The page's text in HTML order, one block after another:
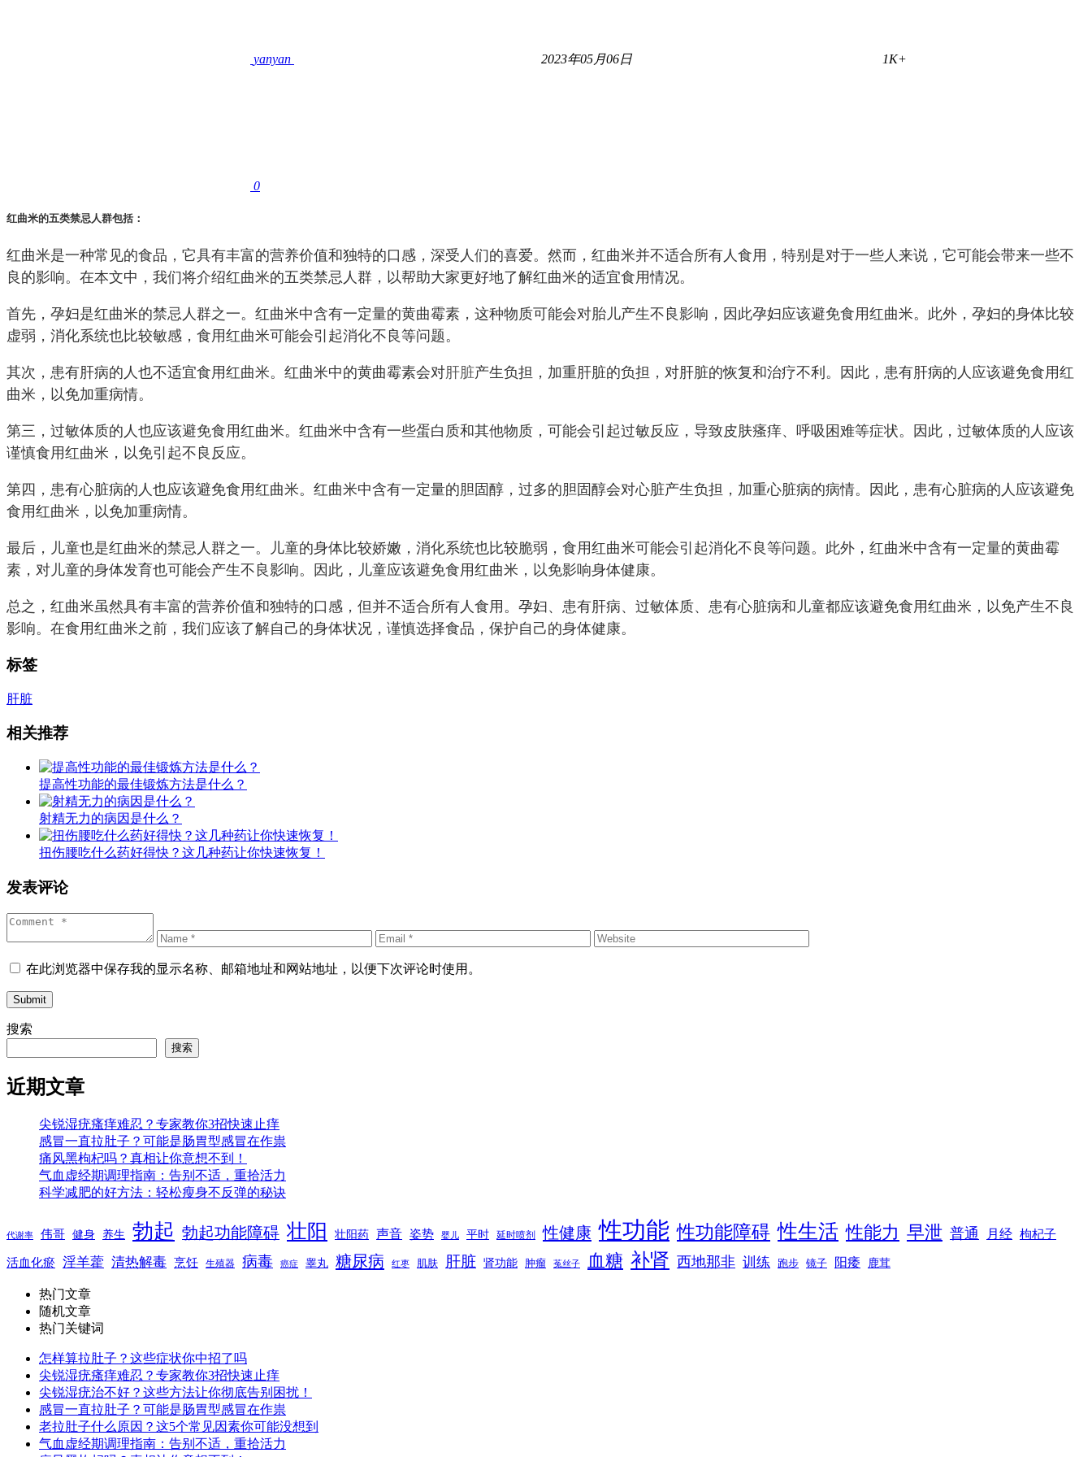
yanyan 2023年05月06日 1K+
0
红曲米的五类禁忌人群包括：
红曲米是一种常见的食品，它具有丰富的营养价值和独特的口感，深受人们的喜爱。然而，红曲米并不适合所有人食用，特别是对于一些人来说，它可能会带来一些不
良的影响。在本文中，我们将介绍红曲米的五类禁忌人群，以帮助大家更好地了解红曲米的适宜食用情况。
首先，孕妇是红曲米的禁忌人群之一。红曲米中含有一定量的黄曲霉素，这种物质可能会对胎儿产生不良影响，因此孕妇应该避免食用红曲米。此外，孕妇的身体比较
虚弱，消化系统也比较敏感，食用红曲米可能会引起消化不良等问题。
其次，患有肝病的人也不适宜食用红曲米。红曲米中的黄曲霉素会对肝脏产生负担，加重肝脏的负担，对肝脏的恢复和治疗不利。因此，患有肝病的人应该避免食用红
曲米，以免加重病情。
第三，过敏体质的人也应该避免食用红曲米。红曲米中含有一些蛋白质和其他物质，可能会引起过敏反应，导致皮肤瘙痒、呼吸困难等症状。因此，过敏体质的人应该
谨慎食用红曲米，以免引起不良反应。
第四，患有心脏病的人也应该避免食用红曲米。红曲米中含有一定量的胆固醇，过多的胆固醇会对心脏产生负担，加重心脏病的病情。因此，患有心脏病的人应该避免
食用红曲米，以免加重病情。
最后，儿童也是红曲米的禁忌人群之一。儿童的身体比较娇嫩，消化系统也比较脆弱，食用红曲米可能会引起消化不良等问题。此外，红曲米中含有一定量的黄曲霉
素，对儿童的身体发育也可能会产生不良影响。因此，儿童应该避免食用红曲米，以免影响身体健康。
总之，红曲米虽然具有丰富的营养价值和独特的口感，但并不适合所有人食用。孕妇、患有肝病、过敏体质、患有心脏病和儿童都应该避免食用红曲米，以免产生不良
影响。在食用红曲米之前，我们应该了解自己的身体状况，谨慎选择食品，保护自己的身体健康。
标签
肝脏
相关推荐
提高性功能的最佳锻炼方法是什么？
射精无力的病因是什么？
扭伤腰吃什么药好得快？这几种药让你快速恢复！
发表评论
在此浏览器中保存我的显示名称、邮箱地址和网站地址，以便下次评论时使用。
Submit
搜索
搜索
近期文章
尖锐湿疣瘙痒难忍？专家教你3招快速止痒
感冒一直拉肚子？可能是肠胃型感冒在作祟
痛风黑枸杞吗？真相让你意想不到！
气血虚经期调理指南：告别不适，重拾活力
科学减肥的好方法：轻松瘦身不反弹的秘诀
代谢率 伟哥 健身 养生 勃起 勃起功能障碍 壮阳 壮阳药 声音 姿势 婴儿 平时 延时喷剂 性健康 性功能 性功能障碍 性生活 性能力 早泄 普通 月经 枸杞子
活血化瘀 淫羊藿 清热解毒 烹饪 生殖器 病毒 癌症 睾丸 糖尿病 红枣 肌肤 肝脏 肾功能 肿瘤 菟丝子 血糖 补肾 西地那非 训练 跑步 镜子 阳痿 鹿茸
热门文章
随机文章
热门关键词
怎样算拉肚子？这些症状你中招了吗
尖锐湿疣瘙痒难忍？专家教你3招快速止痒
尖锐湿疣治不好？这些方法让你彻底告别困扰！
感冒一直拉肚子？可能是肠胃型感冒在作祟
老拉肚子什么原因？这5个常见因素你可能没想到
气血虚经期调理指南：告别不适，重拾活力